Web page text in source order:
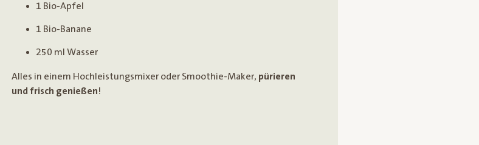
1 Bio-Apfel
1 Bio-Banane
250 ml Wasser
Alles in einem Hochleistungsmixer oder Smoothie-Maker, pürieren
und frisch genießen!